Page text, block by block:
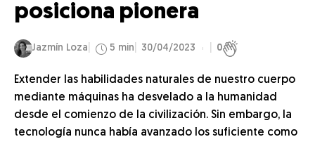
posiciona pionera
Jazmín Loza 5 min 30/04/2023 0
Extender las habilidades naturales de nuestro cuerpo
mediante máquinas ha desvelado a la humanidad
desde el comienzo de la civilización. Sin embargo, la
tecnología nunca había avanzado los suficiente como